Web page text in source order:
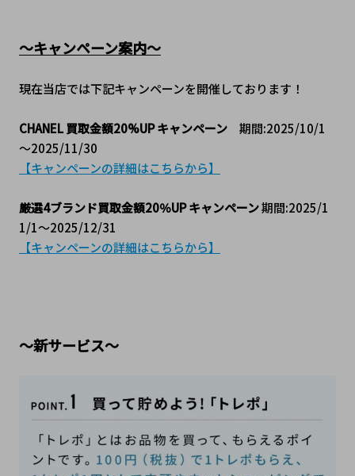
～キャンペーン案内～
現在当店では下記キャンペーンを開催しております！
CHANEL 買取金額20%UP キャンペーン 期間:2025/10/1
～2025/11/30
【キャンペーンの詳細はこちらから】
厳選4ブランド買取金額20％UP キャンペーン 期間:2025/1
1/1～2025/12/31
【キャンペーンの詳細はこちらから】
～新サービス～